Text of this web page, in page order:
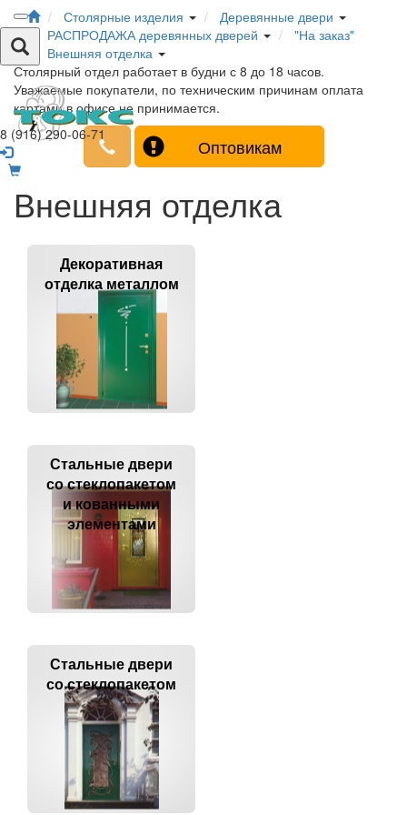
8 (916) 290-06-71
Столярные изделия
Деревянные двери
РАСПРОДАЖА деревянных дверей
"На заказ"
Внешняя отделка
Столярный отдел работает в будни с 8 до 18 часов.
Уважаемые покупатели, по техническим причинам оплата
картами в офисе не принимается.
Оптовикам
Внешняя отделка
Декоративная
отделка металлом
Стальные двери
со стеклопакетом
и кованными
элементами
Стальные двери
со стеклопакетом